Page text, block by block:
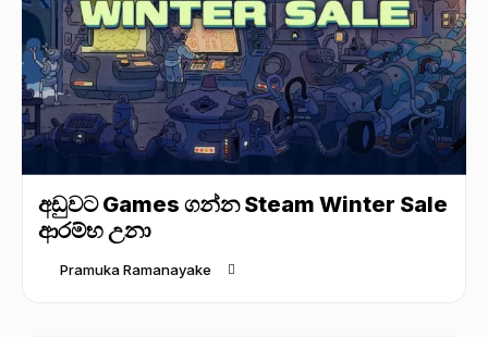
අඩුවට Games ගන්න Steam Winter Sale
ආරම්භ උනා
Pramuka Ramanayake